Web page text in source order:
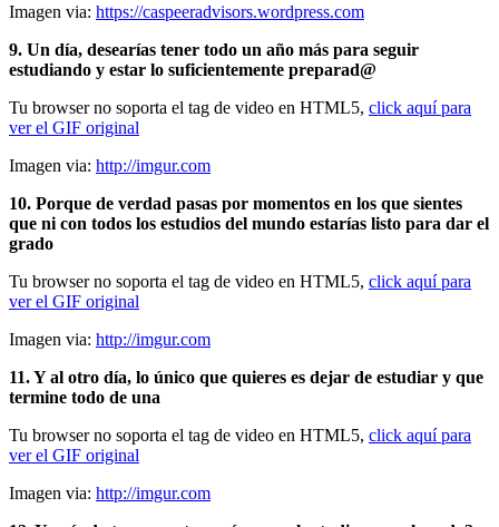
Imagen via: https://caspeeradvisors.wordpress.com
9. Un día, desearías tener todo un año más para seguir
estudiando y estar lo suficientemente preparad@
Tu browser no soporta el tag de video en HTML5, click aquí para
ver el GIF original
Imagen via: http://imgur.com
10. Porque de verdad pasas por momentos en los que sientes
que ni con todos los estudios del mundo estarías listo para dar el
grado
Tu browser no soporta el tag de video en HTML5, click aquí para
ver el GIF original
Imagen via: http://imgur.com
11. Y al otro día, lo único que quieres es dejar de estudiar y que
termine todo de una
Tu browser no soporta el tag de video en HTML5, click aquí para
ver el GIF original
Imagen via: http://imgur.com